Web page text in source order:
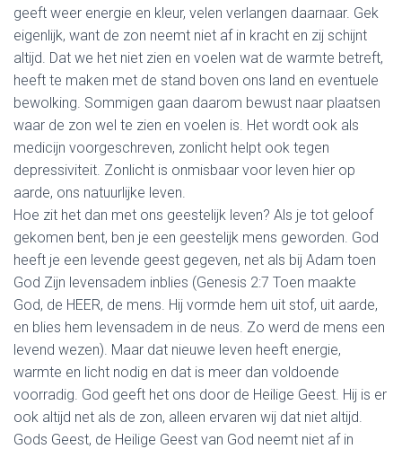
geeft weer energie en kleur, velen verlangen daarnaar. Gek
eigenlijk, want de zon neemt niet af in kracht en zij schijnt
altijd. Dat we het niet zien en voelen wat de warmte betreft,
heeft te maken met de stand boven ons land en eventuele
bewolking. Sommigen gaan daarom bewust naar plaatsen
waar de zon wel te zien en voelen is. Het wordt ook als
medicijn voorgeschreven, zonlicht helpt ook tegen
depressiviteit. Zonlicht is onmisbaar voor leven hier op
aarde, ons natuurlijke leven.
Hoe zit het dan met ons geestelijk leven? Als je tot geloof
gekomen bent, ben je een geestelijk mens geworden. God
heeft je een levende geest gegeven, net als bij Adam toen
God Zijn levensadem inblies (Genesis 2:7 Toen maakte
God, de HEER, de mens. Hij vormde hem uit stof, uit aarde,
en blies hem levensadem in de neus. Zo werd de mens een
levend wezen). Maar dat nieuwe leven heeft energie,
warmte en licht nodig en dat is meer dan voldoende
voorradig. God geeft het ons door de Heilige Geest. Hij is er
ook altijd net als de zon, alleen ervaren wij dat niet altijd.
Gods Geest, de Heilige Geest van God neemt niet af in